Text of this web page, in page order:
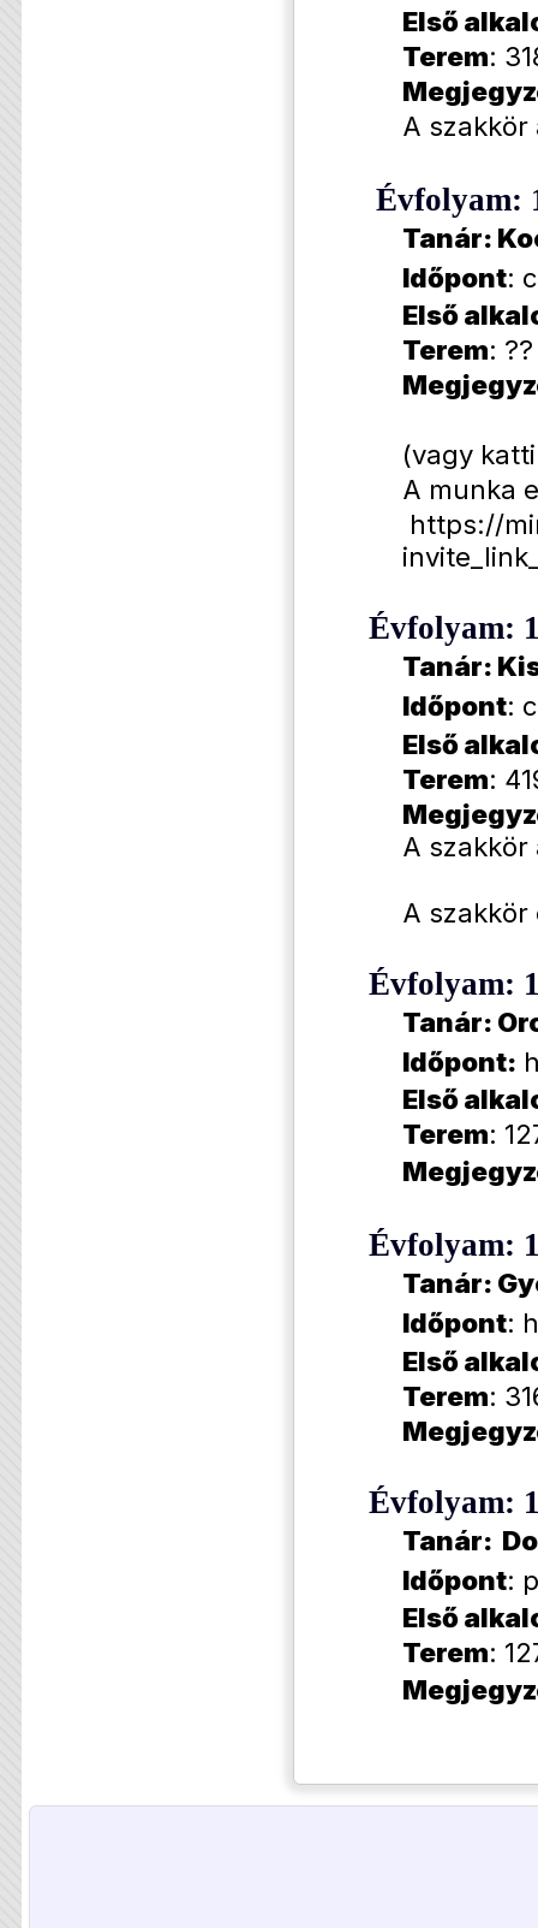
Első
Terem:
A
Évfolyam:
Tanár:
Időpont:
Első
Terem: ??
(vagy
A munka
https://
Évfolyam:
Tanár:
Időpont:
Első
Terem:
A
A
Évfolyam:
Tanár:
Időpont:
Első
Terem:
Évfolyam:
Tanár:
Időpont:
Első
Terem:
Évfolyam:
Tanár:
Időpont:
Első
Terem: